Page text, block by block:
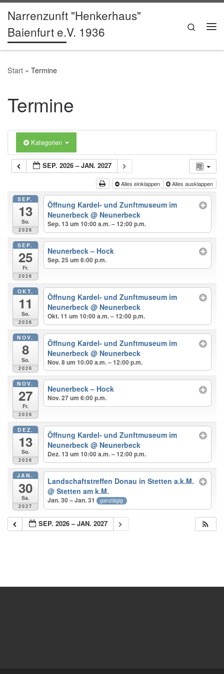
Zum Inhalt springen
Narrenzunft "Henkerhaus"
Baienfurt e.V. 1936
Search
Start » Termine
Termine
Kategorien
SEP. 2026 – JAN. 2027
Alles einklappen Alles ausklappen
SEP.
13
So.
2026
Öffnung Kardel- und Zunftmuseum im
Neunerbeck@ Neunerbeck
Sep. 13 um 10:00 a.m. – 12:00 p.m.
SEP.
25
Fr.
2026
Neunerbeck – Hock
Sep. 25 um 6:00 p.m.
OKT.
11
So.
2026
Öffnung Kardel- und Zunftmuseum im
Neunerbeck@ Neunerbeck
Okt. 11 um 10:00 a.m. – 12:00 p.m.
NOV.
8
So.
2026
Öffnung Kardel- und Zunftmuseum im
Neunerbeck@ Neunerbeck
Nov. 8 um 10:00 a.m. – 12:00 p.m.
NOV.
27
Fr.
2026
Neunerbeck – Hock
Nov. 27 um 6:00 p.m.
DEZ.
13
So.
2026
Öffnung Kardel- und Zunftmuseum im
Neunerbeck@ Neunerbeck
Dez. 13 um 10:00 a.m. – 12:00 p.m.
JAN.
30
Sa.
2027
Landschaftstreffen Donau in Stetten a.k.M.
@ Stetten am k.M.
Jan. 30 – Jan. 31 ganztägig
SEP. 2026 – JAN. 2027